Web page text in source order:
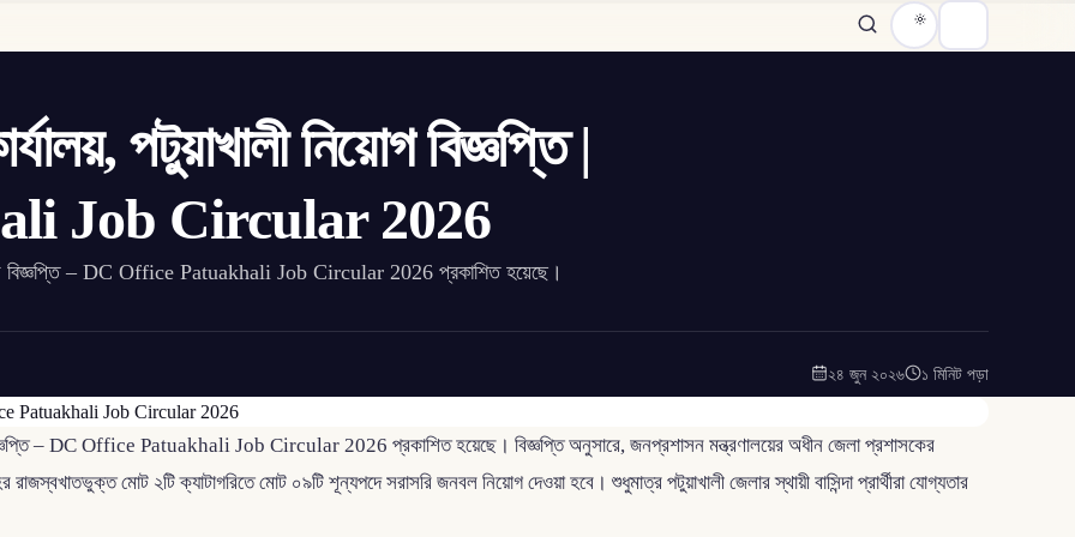
পটুয়াখালী নিয়োগ বিজ্ঞপ্তি |
Job Circular 2026
বিজ্ঞপ্তি – DC Office Patuakhali Job Circular 2026 প্রকাশিত হয়েছে।
২৪ জুন ২০২৬ ১ মিনিট পড়া
বিজ্ঞপ্তি – DC Office Patuakhali Job Circular 2026 প্রকাশিত হয়েছে। বিজ্ঞপ্তি অনুসারে, জনপ্রশাসন মন্ত্রণালয়ের অধীন জেলা প্রশাসকের
রাজস্বখাতভুক্ত মোট ২টি ক্যাটাগরিতে মোট ০৯টি শূন্যপদে সরাসরি জনবল নিয়োগ দেওয়া হবে। শুধুমাত্র পটুয়াখালী জেলার স্থায়ী বাসিন্দা প্রার্থীরা যোগ্যতার